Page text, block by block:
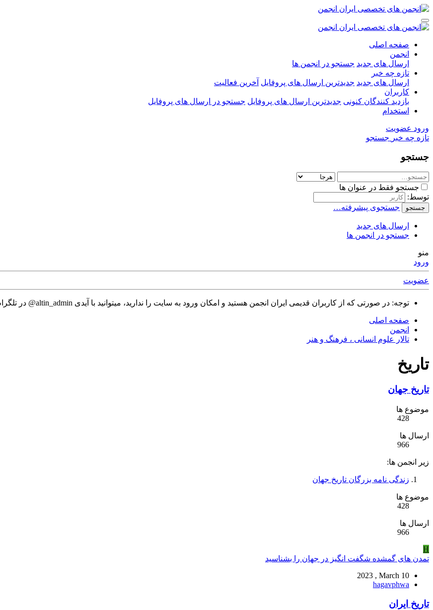
صفحه اصلی
انجمن
ارسال های جدید جستجو در انجمن ها
تازه چه خبر
ارسال های جدید جدیدترین ارسال های پروفایل آخرین فعالیت
کاربران
بازدید کنندگان کنونی جدیدترین ارسال های پروفایل جستجو در ارسال های پروفایل
استخدام
ورود عضویت
تازه چه خبر جستجو
جستجو
جستجو فقط در عنوان ها
توسط:
جستجو جستجوی پیشرفته…
ارسال های جدید
جستجو در انجمن ها
منو
ورود
عضویت
توجه: در صورتی که از کاربران قدیمی ایران انجمن هستید و امکان ورود به سایت را ندارید، میتوانید با آیدی altin_admin@ در تلگرام تماس حاصل نمایید.
صفحه اصلی
انجمن
تالار علوم انسانی ، فرهنگ و هنر
تاريخ
تاریخ جهان
موضوع ها
428
ارسال ها
966
زیر انجمن ها:
زندگی نامه بزرگان تاریخ جهان
موضوع ها
428
ارسال ها
966
H
تمدن های گمشده شگفت انگیز در جهان را بشناسید
2023 , March 10
hagavphwa
تاریخ ایران